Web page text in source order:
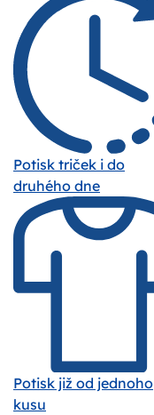
Potisk triček i do
druhého dne
Potisk již od jednoho
kusu